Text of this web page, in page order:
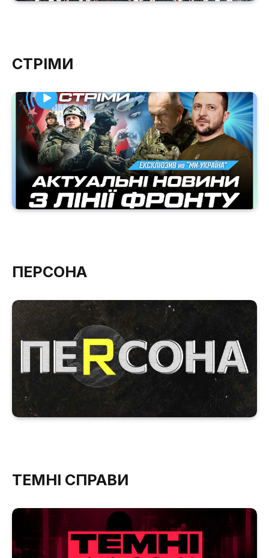
СТРІМИ
ПЕРСОНА
ТЕМНІ СПРАВИ